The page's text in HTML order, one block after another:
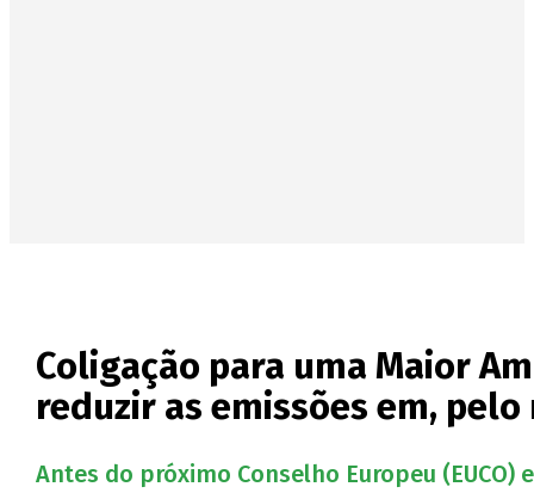
Coligação para uma Maior
reduzir as emissões em,
Antes do próximo Conselho Europeu